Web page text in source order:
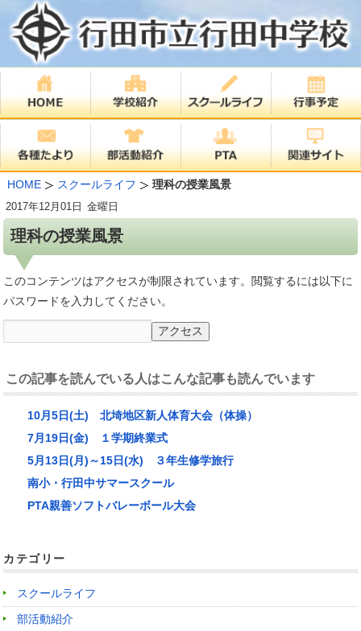
HOME スクールライフ 理科の授業風景
理科の授業風景
2017年12月01日 金曜日
このコンテンツはアクセスが制限されています。閲覧するには以下に
パスワードを入力してください。
この記事を読んでいる人はこんな記事も読んでいます
10月5日(土) 北埼地区新人体育大会（体操）
7月19日(金) １学期終業式
5月13日(月)～15日(水) ３年生修学旅行
南小・行田中サマースクール
PTA親善ソフトバレーボール大会
カテゴリー
スクールライフ
部活動紹介